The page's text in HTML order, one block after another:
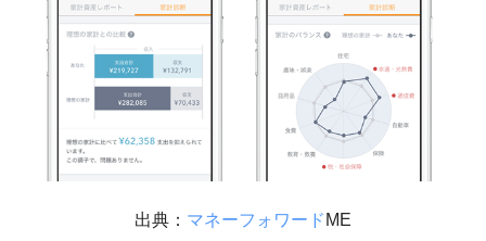
出典： マネーフォワード ME